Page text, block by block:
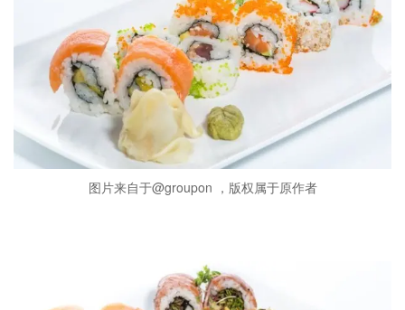
图片来自于@groupon ，版权属于原作者